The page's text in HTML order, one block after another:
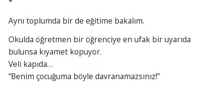
Aynı toplumda bir de eğitime bakalım.
Okulda öğretmen bir öğrenciye en ufak bir uyarıda
bulunsa kıyamet kopuyor.
Veli kapıda…
“Benim çocuğuma böyle davranamazsınız!”